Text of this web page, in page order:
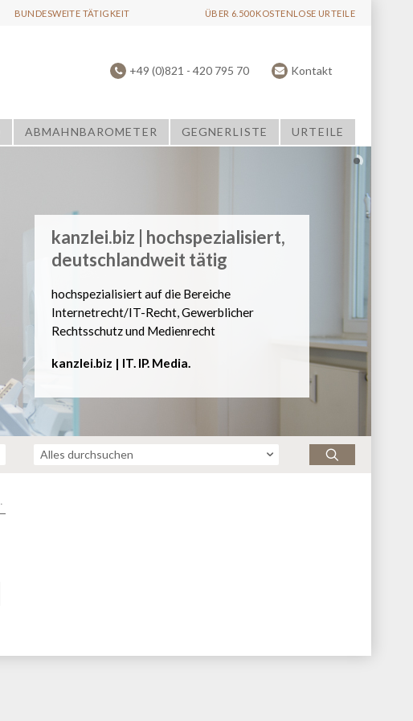
BUNDESWEITE TÄTIGKEIT ÜBER 6.500 KOSTENLOSE URTEILE
+49 (0)821 - 420 795 70 Kontakt
ABMAHNBAROMETER GEGNERLISTE URTEILE
kanzlei.biz | hochspezialisiert,
deutschlandweit tätig
Internetrecht/IT-Recht Gewerblicher
Rechtsschutz und Medienrecht
kanzlei.biz | IT IP. Media